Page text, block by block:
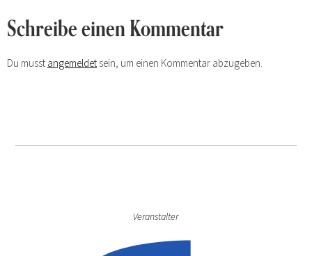
Schreibe einen Kommentar
Du musst angemeldet sein, um einen Kommentar abzugeben.
Veranstalter